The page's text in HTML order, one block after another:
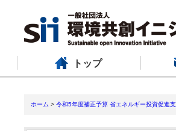
トップ
ホーム > 令和5年度補正予算 省エネルギー投資促進